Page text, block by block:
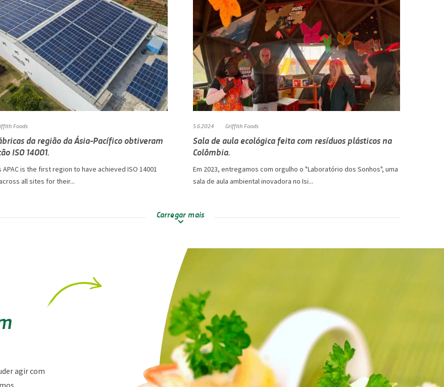
Foods
da região da Ásia-Pacífico obtiveram
ISO 14001.
is the first region to have achieved ISO 14001
all sites for their...
5.6.2024 Griffith Foods
Sala de aula ecológica feita com resíduos plásticos na
Colômbia.
Em 2023, entregamos com orgulho o "Laboratório dos Sonhos", uma
sala de aula ambiental inovadora no Isi...
Carregar mais
agir com